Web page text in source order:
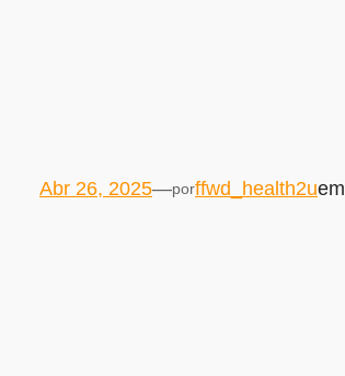
Abr 26, 2025—porffwd_health2uem